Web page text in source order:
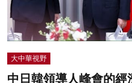
大中華視野
中日韓領導人峰會的經